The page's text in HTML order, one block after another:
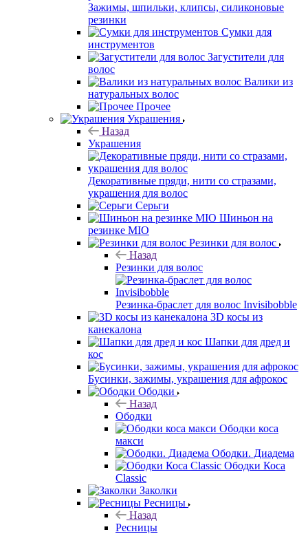
Зажимы, шпильки, клипсы, силиконовые
резинки
Сумки для
инструментов
Загустители для
волос
Валики из
натуральных волос
Прочее
Украшения
Назад
Украшения
Декоративные пряди, нити со стразами,
украшения для волос
Серьги
Шиньон на
резинке MIO
Резинки для волос
Назад
Резинки для волос
Резинка-браслет для волос Invisibobble
3D косы из
канекалона
Шапки для дред и
кос
Бусинки, зажимы, украшения для афрокос
Ободки
Назад
Ободки
Ободки коса
макси
Ободки. Диадема
Ободки Коса
Classic
Заколки
Ресницы
Назад
Ресницы